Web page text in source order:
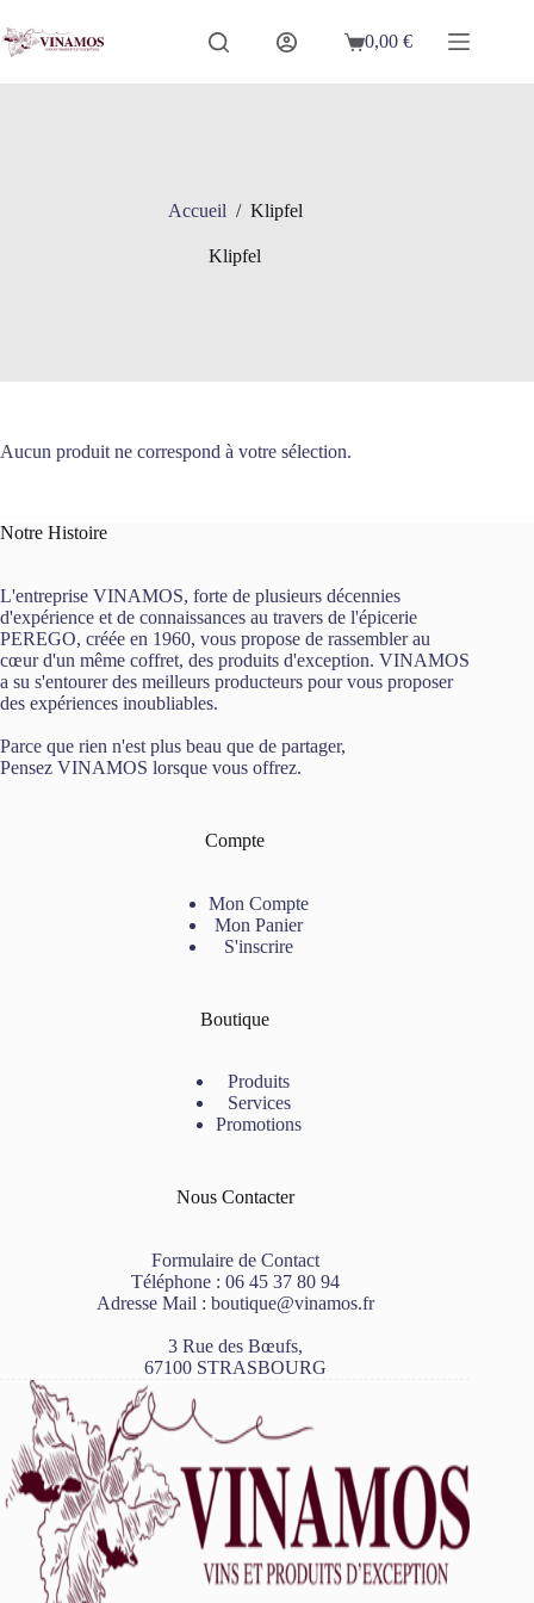
au
contenu
Panier
0,00€
Accueil / Klipfel
Klipfel
Aucun produit ne correspond à votre sélection.
Notre Histoire
L'entreprise VINAMOS, forte de plusieurs décennies
d'expérience et de connaissances au travers de l'épicerie
PEREGO, créée en 1960, vous propose de rassembler au
cœur d'un même coffret, des produits d'exception. VINAMOS
a su s'entourer des meilleurs producteurs pour vous proposer
des expériences inoubliables.
Parce que rien n'est plus beau que de partager,
Pensez VINAMOS lorsque vous offrez.
Compte
Mon Compte
Mon Panier
S'inscrire
Boutique
Produits
Services
Promotions
Nous Contacter
Formulaire de Contact
Téléphone : 06 45 37 80 94
Adresse Mail : boutique@vinamos.fr
3 Rue des Bœufs,
67100 STRASBOURG